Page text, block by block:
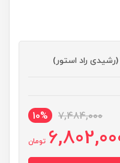
راد استور)
7,484,000
10%
تومان